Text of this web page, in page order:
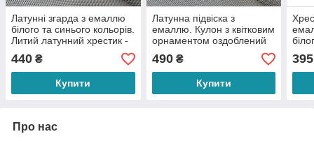
Латунні згарда з емаллю
білого та синього кольорів.
Литий латунний хрестик -
зґарда для намиста з
українським
440 ₴
Купити
Латунна підвіска з
емаллю. Кулон з квітковим
орнаментом оздоблений
гарячими емалями білого
та синього кольорів
490₴
Купити
395
Про нас